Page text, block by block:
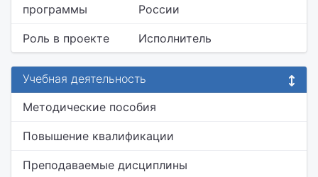
программы
России
Роль в проекте Исполнитель
Учебная деятельность
Методические пособия
Повышение квалификации
Преподаваемые дисциплины